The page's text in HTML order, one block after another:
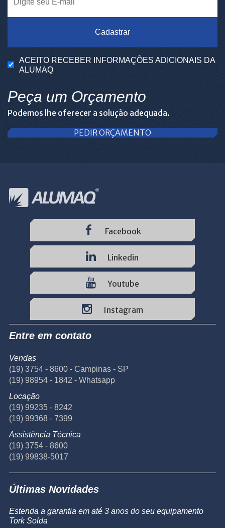
Cadastrar
ACEITO RECEBER INFORMAÇÕES ADICIONAIS DA
ALUMAQ
Peça um Orçamento
Podemos lhe oferecer a solução adequada.
PEDIR ORÇAMENTO
Facebook
Linkedin
Youtube
Instagram
Entre em contato
Vendas
(19) 3754 - 8600 - Campinas - SP
(19) 98954 - 1842 - Whatsapp
Locação
(19) 99235 - 8242
(19) 99368 - 7399
Assistência Técnica
(19) 3754 - 8600
(19) 99838-5017
Últimas Novidades
Estenda a garantia em até 3 anos do seu equipamento
Tork Solda